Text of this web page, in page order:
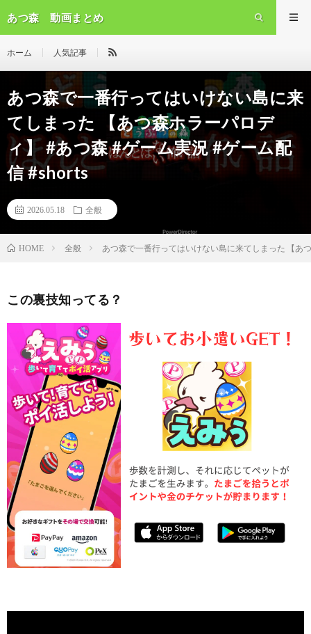
あつ森 動画まとめ
ホーム 人気記事
あつ森で一番行ってはいけない島に来
てしまった 【あつ森ホラーパロデ
ィ】 #あつ森 #ゲーム実況 #ゲーム配
信 #shorts
2026.05.18 全般
HOME 全般 あつ森で一番行ってはいけない島に来てしまった 【あ
この裏技知ってる？